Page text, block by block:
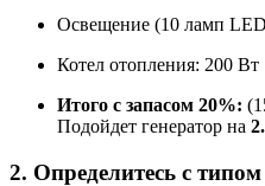
Освещение (10 ламп
Котел отопления: 200
Итого с запасом 20%:
Подойдет генератор на
2. Определитесь с